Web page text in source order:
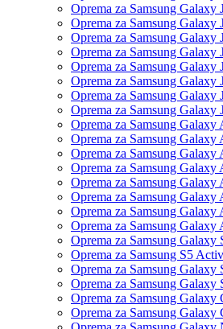
Oprema za Samsung Galaxy
Oprema za Samsung Galaxy
Oprema za Samsung Galaxy
Oprema za Samsung Galaxy
Oprema za Samsung Galaxy
Oprema za Samsung Galaxy
Oprema za Samsung Galaxy
Oprema za Samsung Galaxy
Oprema za Samsung Galaxy
Oprema za Samsung Galaxy
Oprema za Samsung Galaxy
Oprema za Samsung Galaxy
Oprema za Samsung Galaxy
Oprema za Samsung Galaxy
Oprema za Samsung Galaxy
Oprema za Samsung Galaxy
Oprema za Samsung Galaxy
Oprema za Samsung S5
Oprema za Samsung Galaxy
Oprema za Samsung Galaxy
Oprema za Samsung Galaxy
Oprema za Samsung Galaxy